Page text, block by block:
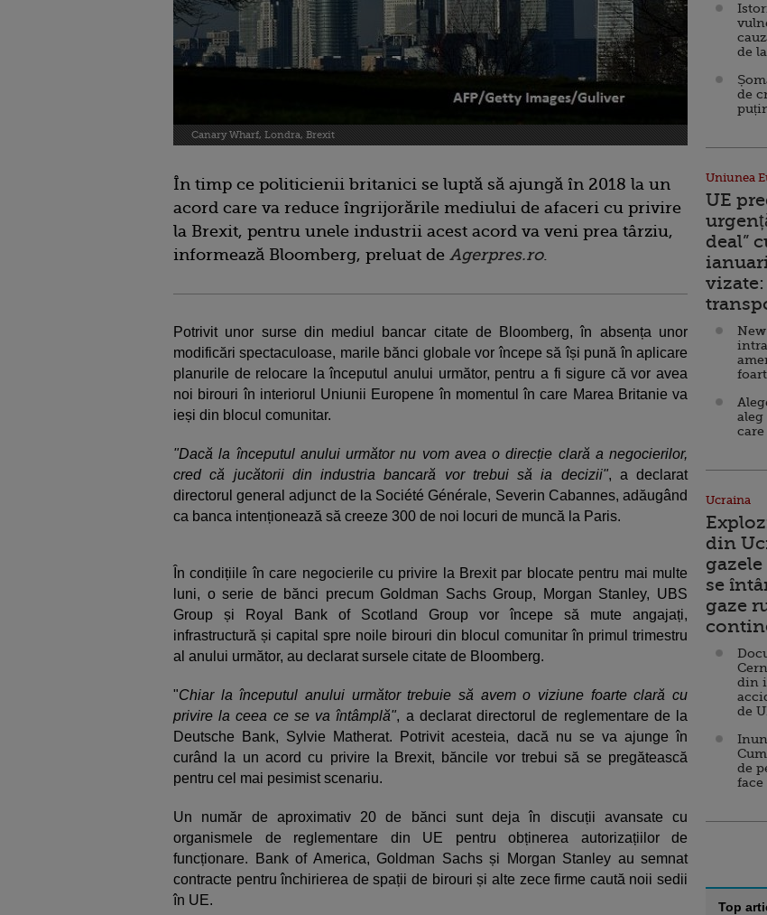
Canary Wharf, Londra, Brexit
În timp ce politicienii britanici se luptă să ajungă în 2018 la un
acord care va reduce îngrijorările mediului de afaceri cu privire
la Brexit, pentru unele industrii acest acord va veni prea târziu,
informează Bloomberg, preluat de Agerpres.ro.
Potrivit unor surse din mediul bancar citate de Bloomberg, în absența unor
modificări spectaculoase, marile bănci globale vor începe să își pună în aplicare
planurile de relocare la începutul anului următor, pentru a fi sigure că vor avea
noi birouri în interiorul Uniunii Europene în momentul în care Marea Britanie va
ieși din blocul comunitar.
"Dacă la începutul anului următor nu vom avea o direcție clară a negocierilor,
cred că jucătorii din industria bancară vor trebui să ia decizii", a declarat
directorul general adjunct de la Société Générale, Severin Cabannes, adăugând
ca banca intenționează să creeze 300 de noi locuri de muncă la Paris.
În condițiile în care negocierile cu privire la Brexit par blocate pentru mai multe
luni, o serie de bănci precum Goldman Sachs Group, Morgan Stanley, UBS
Group și Royal Bank of Scotland Group vor începe să mute angajați,
infrastructură și capital spre noile birouri din blocul comunitar în primul trimestru
al anului următor, au declarat sursele citate de Bloomberg.
"Chiar la începutul anului următor trebuie să avem o viziune foarte clară cu
privire la ceea ce se va întâmplă", a declarat directorul de reglementare de la
Deutsche Bank, Sylvie Matherat. Potrivit acesteia, dacă nu se va ajunge în
curând la un acord cu privire la Brexit, băncile vor trebui să se pregătească
pentru cel mai pesimist scenariu.
Un număr de aproximativ 20 de bănci sunt deja în discuții avansate cu
organismele de reglementare din UE pentru obținerea autorizațiilor de
funcționare. Bank of America, Goldman Sachs și Morgan Stanley au semnat
contracte pentru închirierea de spații de birouri și alte zece firme caută noii sedii
în UE.
de
de
Uniunea
UE
deal”
Ucraina
din
se
gaze
din
de
de
Top